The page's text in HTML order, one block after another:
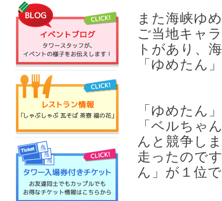
また海峡ゆ
ご当地キャ
トがあり、
「ゆめたん
「ゆめたん
「ベルちゃ
んと競争し
走ったので
ん」が１位